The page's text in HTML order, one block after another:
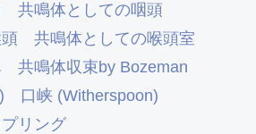
共鳴体としての咽頭
共鳴体としての喉頭室
共鳴体収束by Bozeman
口峡 (Witherspoon)
リング